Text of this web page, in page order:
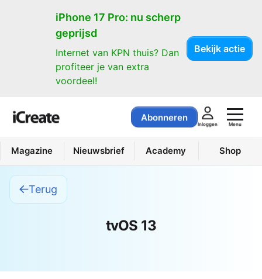
iPhone 17 Pro: nu scherp
geprijsd
Internet van KPN thuis? Dan
profiteer je van extra
voordeel!
Bekijk actie
Abonneren
Inloggen Menu
Magazine Nieuwsbrief Academy Shop
Terug
tvOS 13